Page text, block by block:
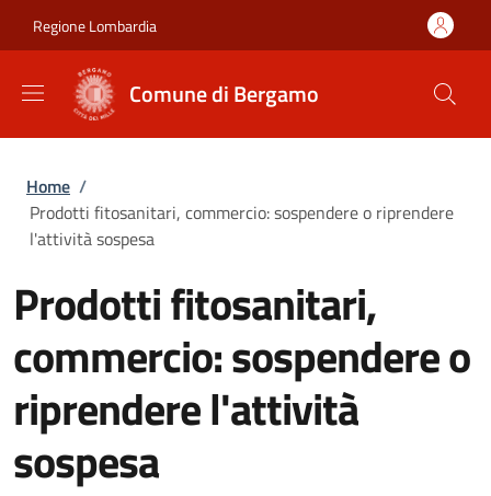
Regione Lombardia
Comune di Bergamo
Briciole di pane
Home /
Prodotti fitosanitari, commercio: sospendere o riprendere
l'attività sospesa
Prodotti fitosanitari,
commercio: sospendere o
riprendere l'attività
sospesa